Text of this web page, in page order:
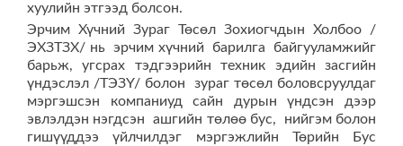
хуулийн этгээд болсон.
Эрчим Хүчний Зураг Төсөл Зохиогчдын Холбоо /
ЭХЗТЗХ/ нь эрчим хүчний барилга байгууламжийг
барьж, угсрах тэдгээрийн техник эдийн засгийн
үндэслэл /ТЭЗҮ/ болон зураг төсөл боловсруулдаг
мэргэшсэн компаниуд сайн дурын үндсэн дээр
эвлэлдэн нэгдсэн ашгийн төлөө бус, нийгэм болон
гишүүддээ үйлчилдэг мэргэжлийн Төрийн Бус